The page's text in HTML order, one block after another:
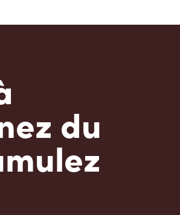
du